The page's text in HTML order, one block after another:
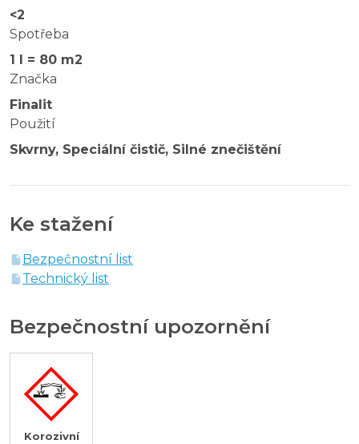
<2
Spotřeba
1 l = 80 m2
Značka
Finalit
Použití
Skvrny, Speciální čistič, Silné znečištění
Ke stažení
Bezpečnostní list
Technický list
Bezpečnostní upozornění
Korozivní